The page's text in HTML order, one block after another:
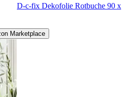
D-c-fix Dekofolie Rotbuche 90 x
Marketplace